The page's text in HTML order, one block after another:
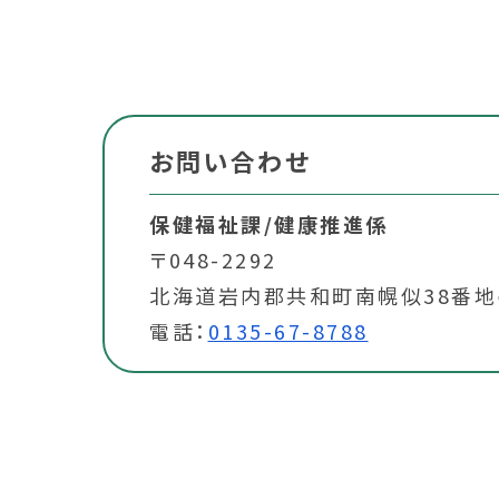
お問い合わせ
保健福祉課/健康推進係
〒048-2292
北海道岩内郡共和町南幌似38番
電話： 0135-67-8788